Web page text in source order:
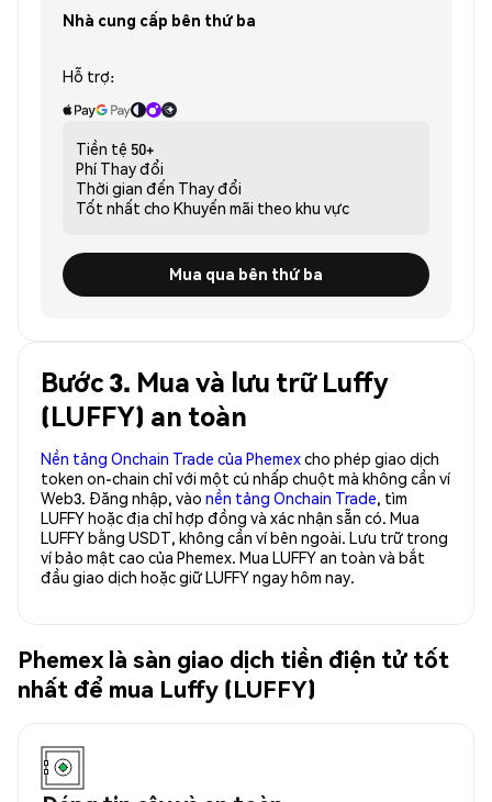
Nhà cung cấp bên thứ ba
Hỗ trợ:
Tiền tệ 50+
Phí Thay đổi
Thời gian đến Thay đổi
Tốt nhất cho Khuyến mãi theo khu vực
Mua qua bên thứ ba
Bước 3. Mua và lưu trữ Luffy
(LUFFY) an toàn
Nền tảng Onchain Trade của Phemexcho phép giao dịch
token on-chain chỉ với một cú nhấp chuột mà không cần ví
Web3. Đăng nhập, vào nền tảng Onchain Trade, tìm
LUFFY hoặc địa chỉ hợp đồng và xác nhận sẵn có. Mua
LUFFY bằng USDT, không cần ví bên ngoài. Lưu trữ trong
ví bảo mật cao của Phemex. Mua LUFFY an toàn và bắt
đầu giao dịch hoặc giữ LUFFY ngay hôm nay.
Phemex là sàn giao dịch tiền điện tử tốt
nhất để mua Luffy (LUFFY)